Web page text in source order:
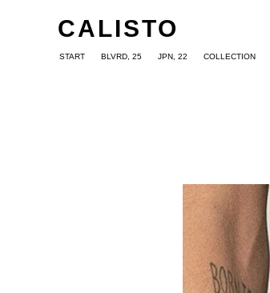
CALISTO
START BLVRD, 25 JPN, 22 COLLECTION